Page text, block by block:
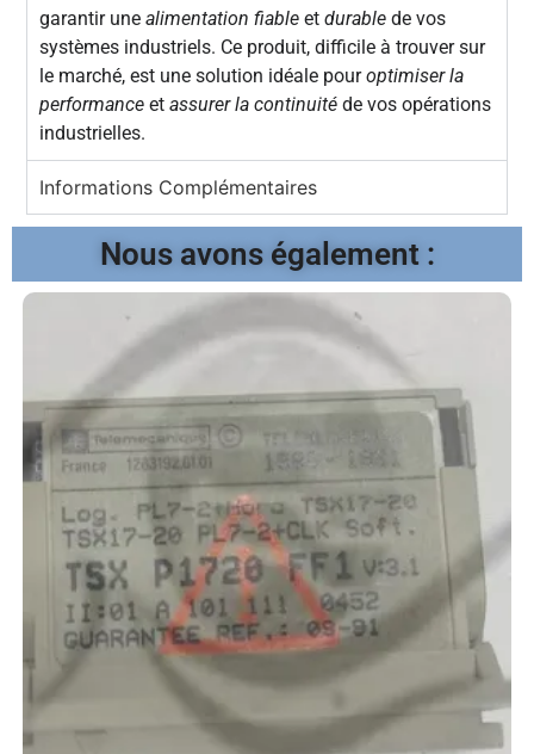
garantir unealimentation fiable etdurable de vos
systèmes industriels. Ce produit, difficile à trouver sur
le marché, est une solution idéale pouroptimiser la
performance etassurer la continuité de vos opérations
industrielles.
Informations Complémentaires
Nous avons également :